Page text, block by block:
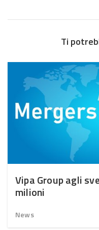
Ti
Vipa Group agli
milioni
News